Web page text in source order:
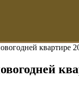
квартире